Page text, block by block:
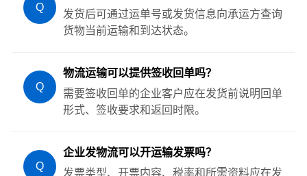
Q
发货后可通过运单号或发货信息向承运方查询
货物当前运输和到达状态。
Q
物流运输可以提供签收回单吗？
需要签收回单的企业客户应在发货前说明回单
形式、签收要求和返回时限。
Q
企业发物流可以开运输发票吗？
发票类型、开票内容、税率和所需资料应在发